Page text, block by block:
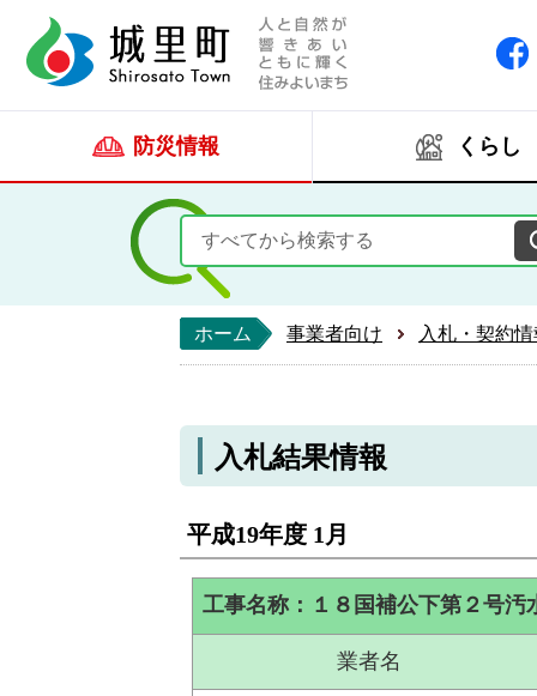
防災情報 くらし
ホーム 事業者向け 入札・契約
入札結果情報
平成19年度 1月
工事名称：１８国補公下第２号汚
業者名